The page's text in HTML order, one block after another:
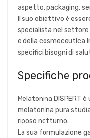
aspetto, packaging,
Il suo obiettivo è
specialista nel settore
e della cosmeceutica
specifici bisogni di
Specifiche
Melatonina DISPERT
melatonina pura
riposo notturno.
La sua formulazione